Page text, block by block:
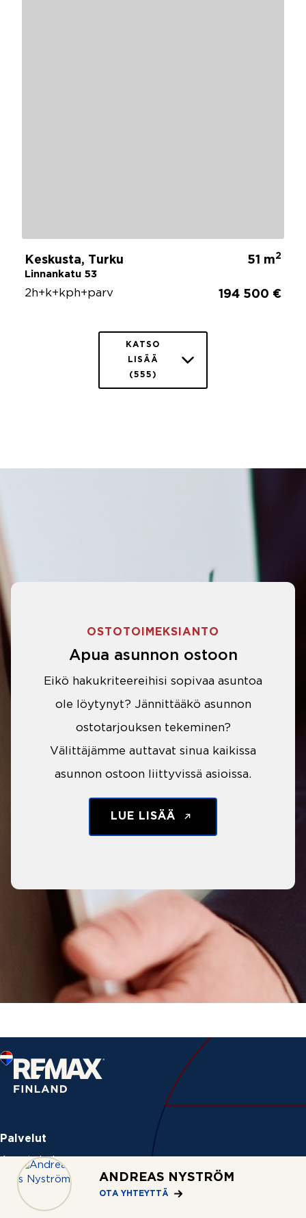
ANDREAS NYSTRÖM
OTA YHTEYTTÄ
Keskusta, Turku
Linnankatu 53
51 m2
2h+k+kph+parv 194 500 €
KATSO
LISÄÄ
(555)
OSTOTOIMEKSIANTO
Apua asunnon ostoon
Eikö hakukriteereihisi sopivaa asuntoa
ole löytynyt? Jännittääkö asunnon
ostotarjouksen tekeminen?
Välittäjämme auttavat sinua kaikissa
asunnon ostoon liittyvissä asioissa.
LUE LISÄÄ
Palvelut
Asuntohaku
Myymässä
Ostamassa